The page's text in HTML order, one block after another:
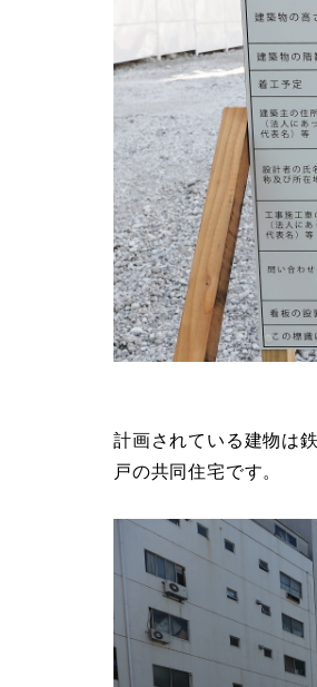
計画されている建物は
戸の共同住宅です。